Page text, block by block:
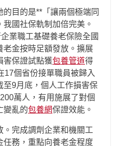
目的是**「讓兩個極端同
國社保軌制加倍完美。
業職工基礎養老保險全國
老金按時足額發放。擴展
害保證試點獲包養管道得
17個省份接單職員被歸入
至9月底，個人工作損害保
萬人，有用施展了對個
變亂的包養網保證效能。
。完成調劑企業和機關工
任務，重點向養老金程度